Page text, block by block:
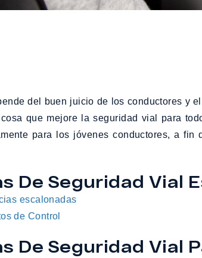
del buen juicio de los conductores y
que mejore la seguridad vial para
para los jóvenes conductores, a
De Seguridad Vial
escalonadas
de Control
De Seguridad Vial